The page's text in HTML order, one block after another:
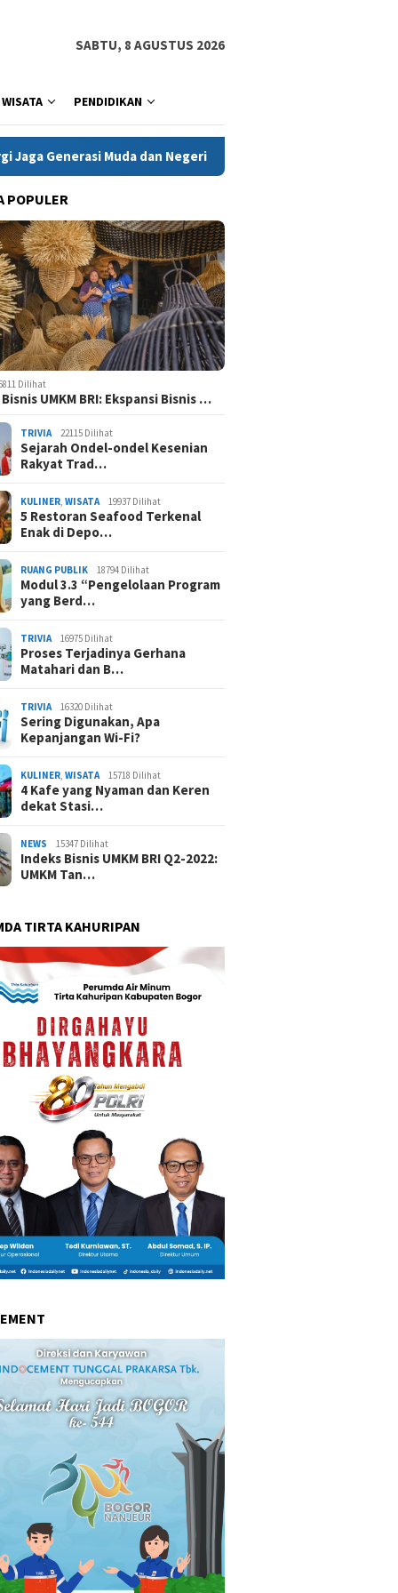
SABTU, 8 AGUSTUS 2026
WISATA PENDIDIKAN
dan Negeri Kanwil Kementerian HAM Jabar
POPULER
Dilihat
UMKM BRI: Ekspansi Bisnis …
TRIVIA 22115 Dilihat
Sejarah Ondel-ondel Kesenian
Rakyat Trad…
KULINER ,WISATA 19937 Dilihat
5 Restoran Seafood Terkenal
Enak di Depo…
RUANG PUBLIK 18794 Dilihat
Modul 3.3 “Pengelolaan Program
yang Berd…
TRIVIA 16975 Dilihat
Proses Terjadinya Gerhana
Matahari dan B…
TRIVIA 16320 Dilihat
Sering Digunakan, Apa
Kepanjangan Wi-Fi?
KULINER ,WISATA 15718 Dilihat
4 Kafe yang Nyaman dan Keren
dekat Stasi…
NEWS 15347 Dilihat
Indeks Bisnis UMKM BRI Q2-2022:
UMKM Tan…
TIRTA KAHURIPAN